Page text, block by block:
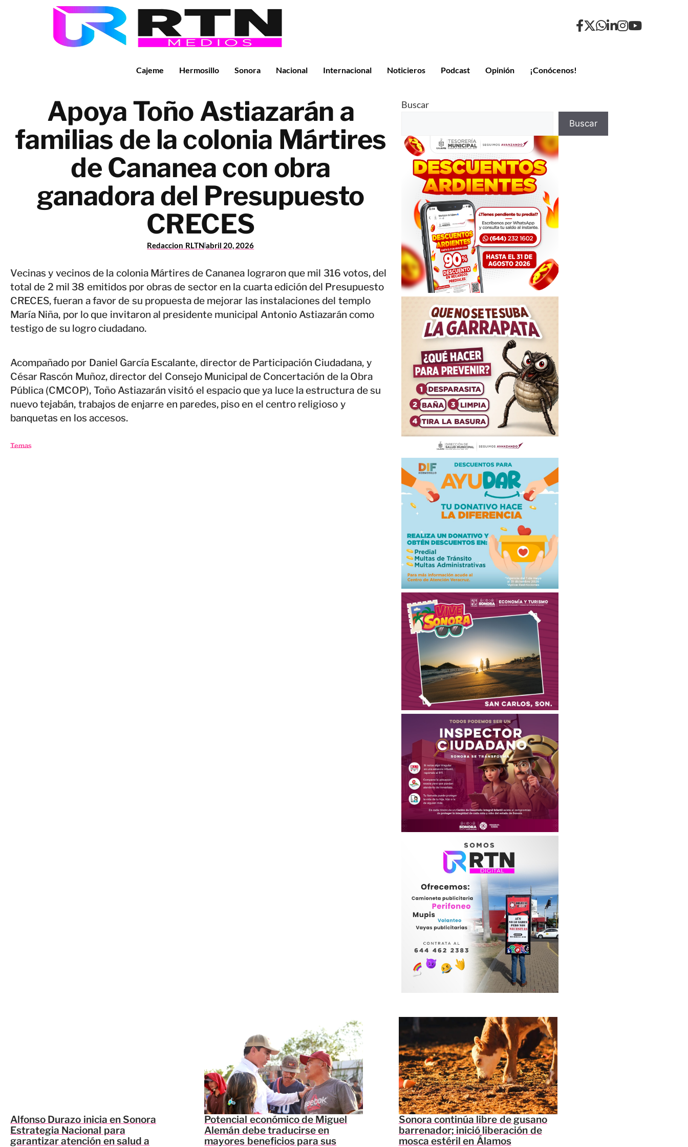
Cajeme Hermosillo Sonora Nacional Internacional Noticieros Podcast Opinión ¡Conócenos!
Apoya Toño Astiazarán a
familias de la colonia Mártires
de Cananea con obra
ganadora del Presupuesto
CRECES
Redaccion RLTNabril 20, 2026
Vecinas y vecinos de la colonia Mártires de Cananea lograron que mil 316 votos, del
total de 2 mil 38 emitidos por obras de sector en la cuarta edición del Presupuesto
CRECES, fueran a favor de su propuesta de mejorar las instalaciones del templo
María Niña, por lo que invitaron al presidente municipal Antonio Astiazarán como
testigo de su logro ciudadano.
Acompañado por Daniel García Escalante, director de Participación Ciudadana, y
César Rascón Muñoz, director del Consejo Municipal de Concertación de la Obra
Pública (CMCOP), Toño Astiazarán visitó el espacio que ya luce la estructura de su
nuevo tejabán, trabajos de enjarre en paredes, piso en el centro religioso y
banquetas en los accesos.
Temas
Buscar
Buscar
Alfonso Durazo inicia en Sonora
Estrategia Nacional para
garantizar atención en salud a
Potencial económico de Miguel
Alemán debe traducirse en
mayores beneficios para sus
Sonora continúa libre de gusano
barrenador; inició liberación de
mosca estéril en Álamos